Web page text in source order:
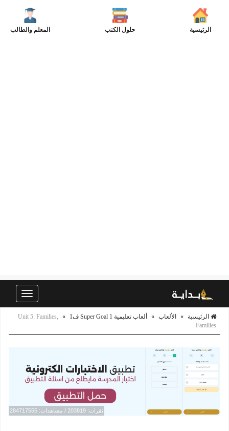
الرئيسية حلول الكتب المعلم والطالب
Toggle
الرئيسية » الألعاب » ألعاب تعليمية Super Goal 1 ف1 »
Unit 5: Families,
Families
نقرات: 203819 / مشاهدات: 284717555